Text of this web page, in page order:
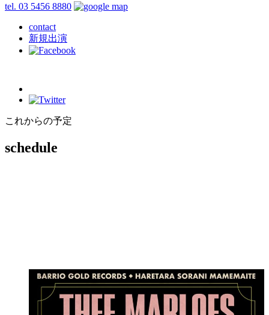
tel. 03 5456 8880
contact
新規出演
これからの予定
schedule